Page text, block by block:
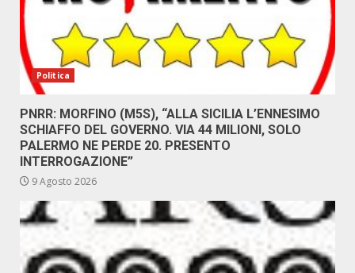
Politica
PNRR: MORFINO (M5S), “ALLA SICILIA L’ENNESIMO
SCHIAFFO DEL GOVERNO. VIA 44 MILIONI, SOLO
PALERMO NE PERDE 20. PRESENTO
INTERROGAZIONE”
9 Agosto 2026